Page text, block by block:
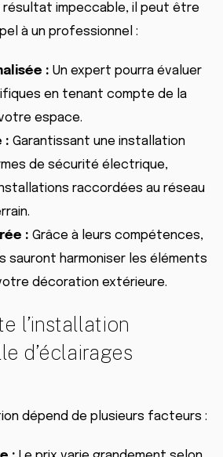
résultat impeccable, il peut être
à un professionnel :
: Un expert pourra évaluer
en tenant compte de la
espace.
: Garantissant une installation
de sécurité électrique,
raccordées au réseau
: Grâce à leurs compétences,
sauront harmoniser les éléments
décoration extérieure.
l’installation
d’éclairages
dépend de plusieurs facteurs :